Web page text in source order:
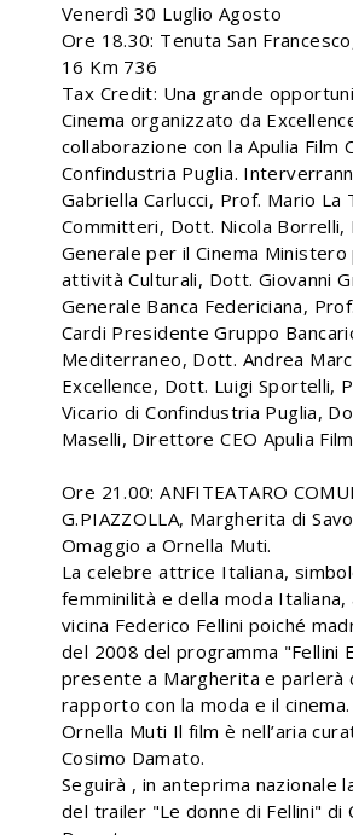
Venerdì 30 Luglio Agosto
Ore 18.30: Tenuta San
16 Km 736
Tax Credit: Una grande
Cinema organizzato da
collaborazione con la Apulia Film
Confindustria Puglia.
Gabriella Carlucci, Prof. Mario
Committeri, Dott. Nicola
Generale per il Cinema
attività Culturali, Dott. Giovanni
Generale Banca Federiciana,
Cardi Presidente Gruppo
Mediterraneo, Dott. Andrea
Excellence, Dott. Luigi Sportelli,
Vicario di Confindustria Puglia,
Maselli, Direttore CEO Apulia
Ore 21.00: ANFITEATARO
G.PIAZZOLLA, Margherita di
Omaggio a Ornella Muti.
La celebre attrice Italiana,
femminilità e della moda Italiana,
vicina Federico Fellini poiché
del 2008 del programma "Fellini
presente a Margherita e parlerà
rapporto con la moda e il
Ornella Muti Il film è nell’aria
Cosimo Damato.
Seguirà , in anteprima nazionale
del trailer "Le donne di Fellini" di